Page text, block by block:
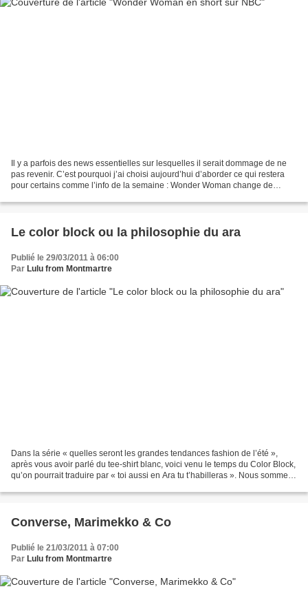
Il y a parfois des news essentielles sur lesquelles il serait dommage de ne
pas revenir. C’est pourquoi j’ai choisi aujourd’hui d’aborder ce qui restera
pour certains comme l’info de la semaine : Wonder Woman change de
Le color block ou la philosophie du ara
Publié le 29/03/2011 à 06:00
Par Lulu from Montmartre
Dans la série « quelles seront les grandes tendances fashion de l’été »,
après vous avoir parlé du tee-shirt blanc, voici venu le temps du Color Block,
qu’on pourrait traduire par « toi aussi en Ara tu t’habilleras ». Nous sommes
Converse, Marimekko & Co
Publié le 21/03/2011 à 07:00
Par Lulu from Montmartre